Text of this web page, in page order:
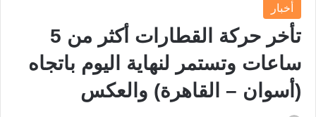
أخبار
تأخر حركة القطارات أكثر من 5
ساعات وتستمر لنهاية اليوم باتجاه
(أسوان – القاهرة) والعكس